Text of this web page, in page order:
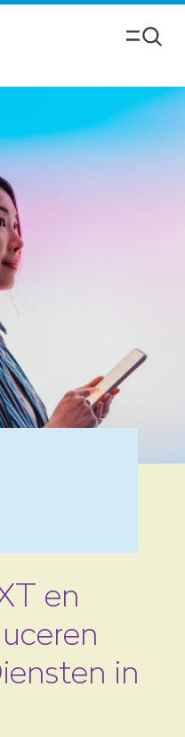
en
in